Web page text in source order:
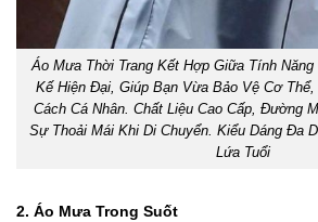
Áo Mưa Thời Trang Kết Hợp Giữa Tính Năng
Kế Hiện Đại, Giúp Bạn Vừa Bảo Vệ Cơ
Cách Cá Nhân. Chất Liệu Cao Cấp, Đường
Sự Thoải Mái Khi Di Chuyển. Kiểu Dáng Đa
Lứa Tuổi
2. Áo Mưa Trong Suốt